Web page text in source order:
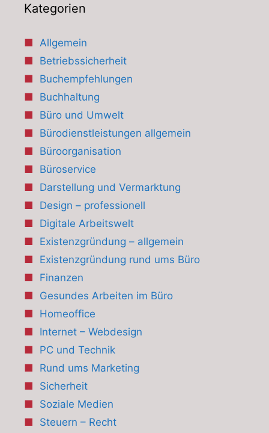
Kategorien
Allgemein
Betriebssicherheit
Buchempfehlungen
Buchhaltung
Büro und Umwelt
Bürodienstleistungen allgemein
Büroorganisation
Büroservice
Darstellung und Vermarktung
Design – professionell
Digitale Arbeitswelt
Existenzgründung – allgemein
Existenzgründung rund ums Büro
Finanzen
Gesundes Arbeiten im Büro
Homeoffice
Internet – Webdesign
PC und Technik
Rund ums Marketing
Sicherheit
Soziale Medien
Steuern – Recht